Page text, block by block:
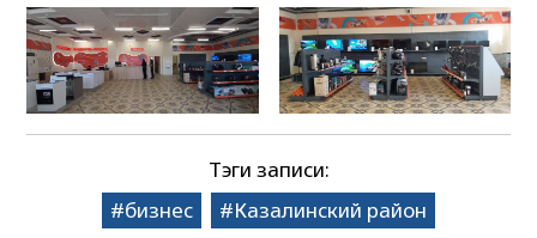
Тэги записи:
бизнес
Казалинский район